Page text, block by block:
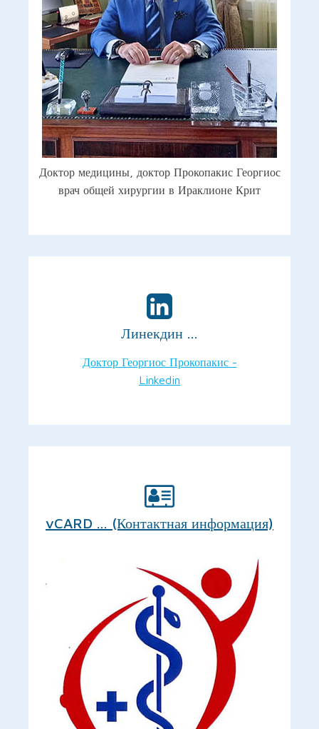
Доктор медицины, доктор Прокопакис Георгиос
врач общей хирургии в Ираклионе Крит
Линекдин ...
Доктор Георгиос Прокопакис -
Linkedin
vCARD ... (Контактная информация)